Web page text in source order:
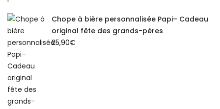
Chope à bière personnalisée Papi– Cadeau
original fête des grands-pères
25,90€